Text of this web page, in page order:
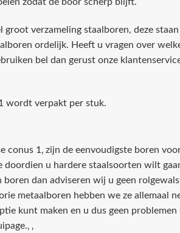
groot verzameling staalboren, deze
ordelijk. Heeft u vragen over
bel dan gerust onze
wordt verpakt per stuk.
conus 1‚ zijn de eenvoudigste boren
doordien u hardere staalsoorten wilt
boren dan adviseren wij u geen
metaalboren hebben we ze allemaal
kunt maken en u dus geen problemen
‚